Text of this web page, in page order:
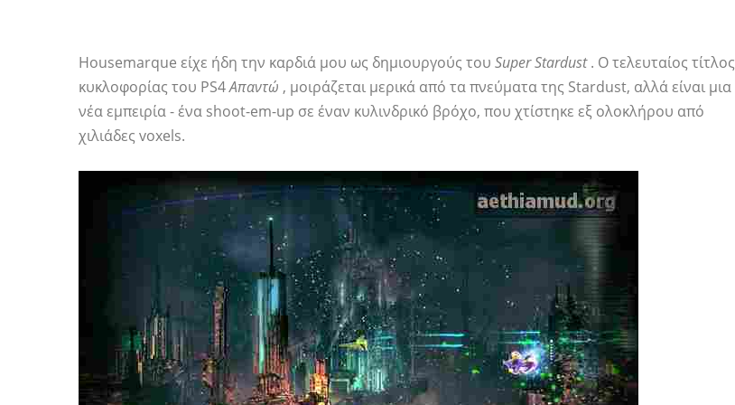
Housemarque είχε ήδη την καρδιά μου ως δημιουργούς του Super Stardust. Ο τελευταίος τίτλος
κυκλοφορίας του PS4Απαντώ , μοιράζεται μερικά από τα πνεύματα της Stardust, αλλά είναι μια
νέα εμπειρία - ένα shoot-em-up σε έναν κυλινδρικό βρόχο, που χτίστηκε εξ ολοκλήρου από
χιλιάδες voxels.